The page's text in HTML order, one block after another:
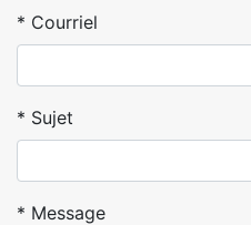
Courriel
Sujet
Message